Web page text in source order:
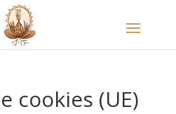
cookies (UE)